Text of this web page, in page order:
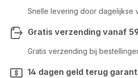
Snelle levering door dagelijkse
Gratis verzending vanaf 59
Gratis verzending bij
14 dagen geld terug